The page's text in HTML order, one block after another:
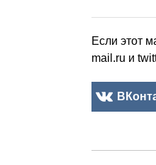
Если этот
mail.ru и